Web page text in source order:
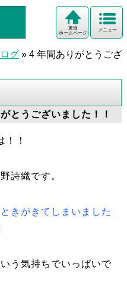
メニュー
東進
ホームページ
グ » 4 年間ありがとうござ
うございました！！
！！
詩織です。
きがきてしまいました
う気持ちでいっぱいで